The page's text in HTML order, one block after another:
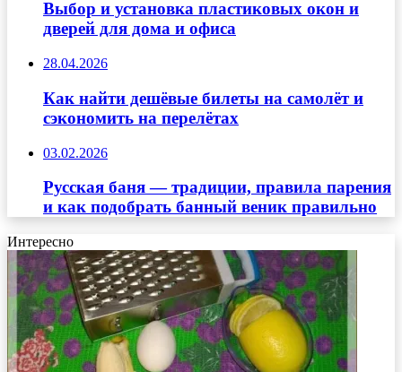
Выбор и установка пластиковых окон и
дверей для дома и офиса
28.04.2026
Как найти дешёвые билеты на самолёт и
сэкономить на перелётах
03.02.2026
Русская баня — традиции, правила парения
и как подобрать банный веник правильно
Интересно